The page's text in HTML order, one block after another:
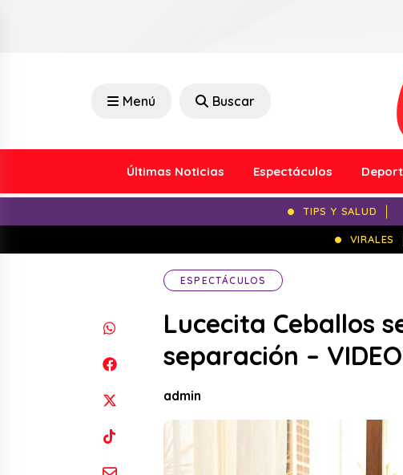
Menú Buscar
Últimas Noticias Espectáculos
TIPS Y SALUD
VIRALES
ESPECTÁCULOS
Lucecita Ceballos
separación – VIDEO
admin